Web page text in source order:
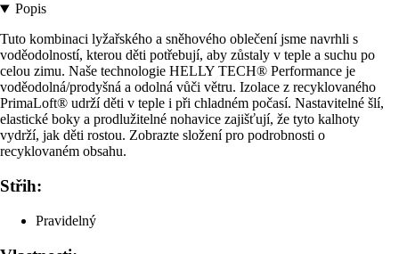
Popis
Tuto kombinaci lyžařského a sněhového oblečení jsme navrhli s
voděodolností, kterou děti potřebují, aby zůstaly v teple a suchu po
celou zimu. Naše technologie HELLY TECH® Performance je
voděodolná/prodyšná a odolná vůči větru. Izolace z recyklovaného
PrimaLoft® udrží děti v teple i při chladném počasí. Nastavitelné šlí,
elastické boky a prodlužitelné nohavice zajišťují, že tyto kalhoty
vydrží, jak děti rostou. Zobrazte složení pro podrobnosti o
recyklovaném obsahu.
Střih:
Pravidelný